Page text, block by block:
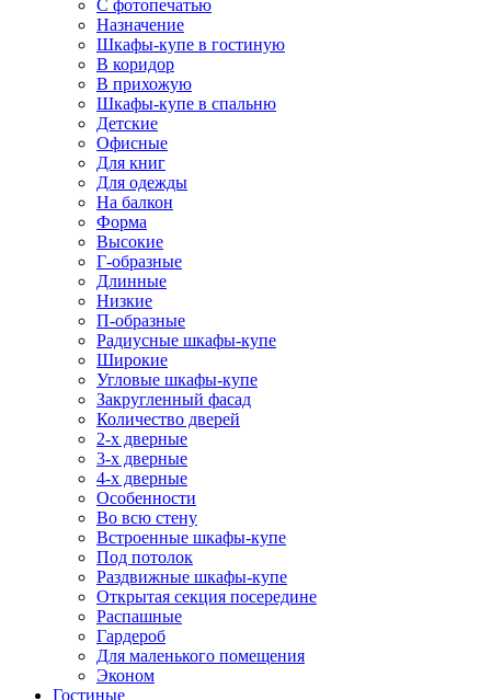
С фотопечатью
Назначение
Шкафы-купе в гостиную
В коридор
В прихожую
Шкафы-купе в спальню
Детские
Офисные
Для книг
Для одежды
На балкон
Форма
Высокие
Г-образные
Длинные
Низкие
П-образные
Радиусные шкафы-купе
Широкие
Угловые шкафы-купе
Закругленный фасад
Количество дверей
2-х дверные
3-х дверные
4-х дверные
Особенности
Во всю стену
Встроенные шкафы-купе
Под потолок
Раздвижные шкафы-купе
Открытая секция посередине
Распашные
Гардероб
Для маленького помещения
Эконом
Гостиные